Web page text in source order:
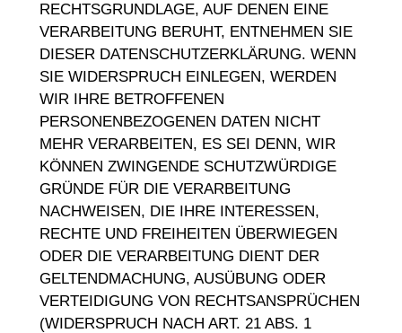
RECHTSGRUNDLAGE, AUF DENEN EINE
VERARBEITUNG BERUHT, ENTNEHMEN SIE
DIESER DATENSCHUTZERKLÄRUNG. WENN
SIE WIDERSPRUCH EINLEGEN, WERDEN
WIR IHRE BETROFFENEN
PERSONENBEZOGENEN DATEN NICHT
MEHR VERARBEITEN, ES SEI DENN, WIR
KÖNNEN ZWINGENDE SCHUTZWÜRDIGE
GRÜNDE FÜR DIE VERARBEITUNG
NACHWEISEN, DIE IHRE INTERESSEN,
RECHTE UND FREIHEITEN ÜBERWIEGEN
ODER DIE VERARBEITUNG DIENT DER
GELTENDMACHUNG, AUSÜBUNG ODER
VERTEIDIGUNG VON RECHTSANSPRÜCHEN
(WIDERSPRUCH NACH ART. 21 ABS. 1